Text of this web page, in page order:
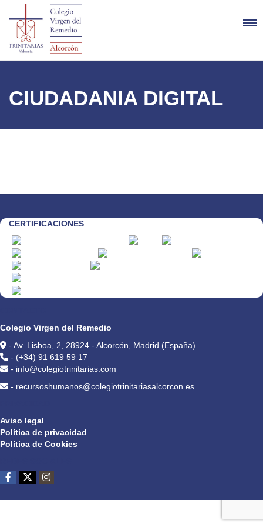
CIUDADANIA DIGITAL
CERTIFICACIONES
Colegio Virgen del Remedio
- Av. Lisboa, 2, 28924 - Alcorcón, Madrid (España)
- (+34) 91 619 59 17
- info@colegiotrinitarias.com
- recursoshumanos@colegiotrinitariasalcorcon.es
Aviso legal
Política de privacidad
Política de Cookies